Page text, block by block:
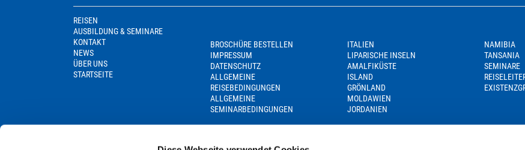
REISEN
AUSBILDUNG & SEMINARE
KONTAKT
NEWS
ÜBER UNS
STARTSEITE
BROSCHÜRE BESTELLEN
IMPRESSUM
DATENSCHUTZ
ALLGEMEINE
REISEBEDINGUNGEN
ALLGEMEINE
SEMINARBEDINGUNGEN
ITALIEN
LIPARISCHE INSELN
AMALFIKÜSTE
ISLAND
GRÖNLAND
MOLDAWIEN
JORDANIEN
NAMIBIA
TANSANIA
SEMINARE